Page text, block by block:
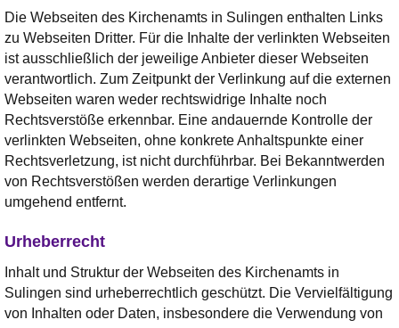
Die Webseiten des Kirchenamts in Sulingen enthalten Links
zu Webseiten Dritter. Für die Inhalte der verlinkten Webseiten
ist ausschließlich der jeweilige Anbieter dieser Webseiten
verantwortlich. Zum Zeitpunkt der Verlinkung auf die externen
Webseiten waren weder rechtswidrige Inhalte noch
Rechtsverstöße erkennbar. Eine andauernde Kontrolle der
verlinkten Webseiten, ohne konkrete Anhaltspunkte einer
Rechtsverletzung, ist nicht durchführbar. Bei Bekanntwerden
von Rechtsverstößen werden derartige Verlinkungen
umgehend entfernt.
Urheberrecht
Inhalt und Struktur der Webseiten des Kirchenamts in
Sulingen sind urheberrechtlich geschützt. Die Vervielfältigung
von Inhalten oder Daten, insbesondere die Verwendung von